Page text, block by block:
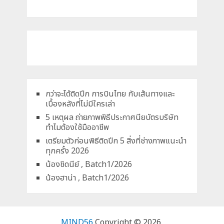
กว่าจะได้ติดปีก การบินไทย กับเส้นทางและ
เบื้องหลังที่ไม่มีใครเล่า
5 เหตุผล ถ่ายภาพพิธีประกาศนียบัตรบริษัท
ทำไมต้องใช้มืออาชีพ
เตรียมตัวก่อนพิธีติดปีก 5 สิ่งที่ช่างภาพแนะนำ
ทุกครั้ง 2026
น้องชิดนีย์ , Batch1/2026
น้องฮาน่า , Batch1/2026